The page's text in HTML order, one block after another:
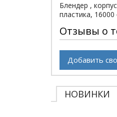
Блендер ,
пластика,
Отзывы о
Добавить
НОВИНКИ